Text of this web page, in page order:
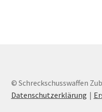
© Schreckschusswaffen
Datenschutzerklärung